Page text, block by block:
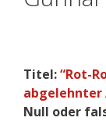
Titel:“Rot-
abgelehnter
Null oder